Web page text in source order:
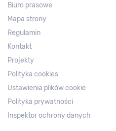
Biuro prasowe
Mapa strony
Regulamin
Kontakt
Projekty
Polityka cookies
Ustawienia plików cookie
Polityka prywatności
Inspektor ochrony danych